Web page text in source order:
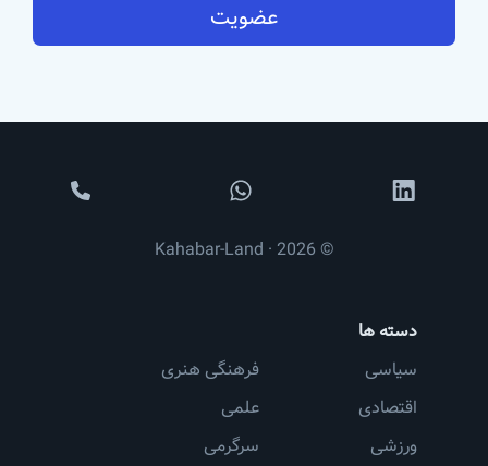
عضویت
دسته ها
سیاسی
اقتصادی
ورزشی
فرهنگی هنری
علمی
سرگرمی
© 2026 · Kahabar-Land